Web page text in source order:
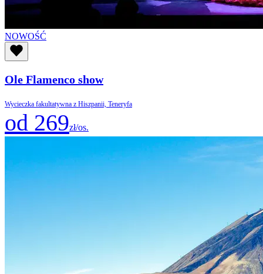
NOWOŚĆ
Ole Flamenco show
Wycieczka fakultatywna z Hiszpanii, Teneryfa
od 269zł/os.